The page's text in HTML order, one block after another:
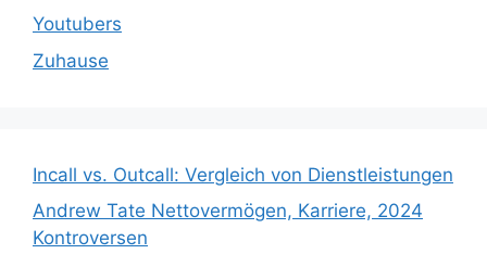
Youtubers
Zuhause
Incall vs. Outcall: Vergleich von Dienstleistungen
Andrew Tate Nettovermögen, Karriere, 2024
Kontroversen